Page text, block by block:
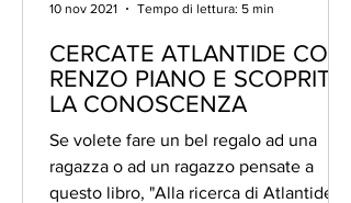
CERCATE ATLANTIDE CON
RENZO PIANO E SCOPRITE
LA CONOSCENZA
Se volete fare un bel regalo ad una
ragazza o ad un ragazzo pensate a
questo libro, "Alla ricerca di Atlantide",
10 nov 2021 Tempo di lettura: 5 min